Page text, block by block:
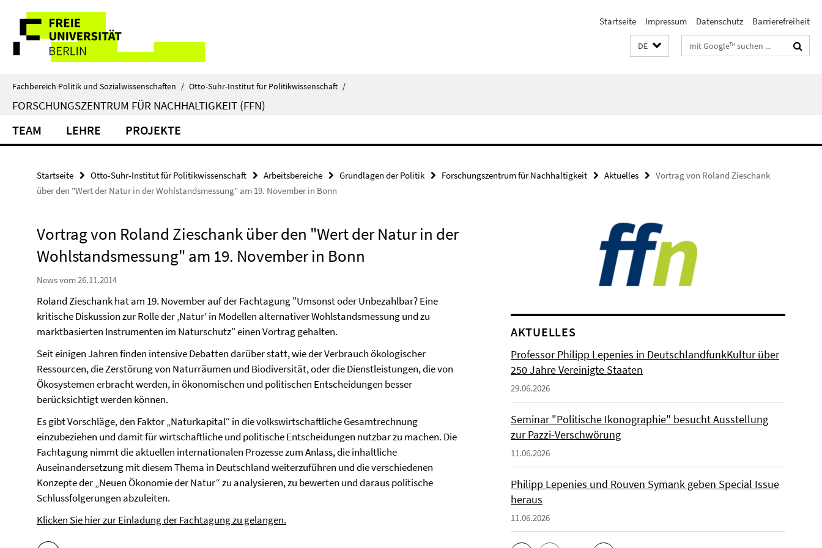
direkt
Inhalt
Service-
Navigation
Startseite Impressum Datenschutz Barrierefreiheit
DE Suchbegriffe
Fachbereich Politik und Sozialwissenschaften / Otto-Suhr-Institut für Politikwissenschaft /
FORSCHUNGSZENTRUM FÜR NACHHALTIGKEIT (FFN)
TEAM LEHRE PROJEKTE
Startseite Otto-Suhr-Institut für Politikwissenschaft Arbeitsbereiche Grundlagen der Politik Forschungszentrum für Nachhaltigkeit Aktuelles
Vortrag von Roland Zieschank
über den "Wert der Natur in der Wohlstandsmessung" am 19. November in Bonn
Vortrag von Roland Zieschank über den "Wert der Natur in der
Wohlstandsmessung" am 19. November in Bonn
News vom 26.11.2014
Roland Zieschank hat am 19. November auf der Fachtagung "Umsonst oder Unbezahlbar? Eine
kritische Diskussion zur Rolle der ‚Natur’ in Modellen alternativer Wohlstandsmessung und zu
marktbasierten Instrumenten im Naturschutz" einen Vortrag gehalten.
Seit einigen Jahren finden intensive Debatten darüber statt, wie der Verbrauch ökologischer
Ressourcen, die Zerstörung von Naturräumen und Biodiversität, oder die Dienstleistungen, die von
Ökosystemen erbracht werden, in ökonomischen und politischen Entscheidungen besser
berücksichtigt werden können.
Es gibt Vorschläge, den Faktor „Naturkapital“ in die volkswirtschaftliche Gesamtrechnung
einzubeziehen und damit für wirtschaftliche und politische Entscheidungen nutzbar zu machen. Die
Fachtagung nimmt die aktuellen internationalen Prozesse zum Anlass, die inhaltliche
Auseinandersetzung mit diesem Thema in Deutschland weiterzuführen und die verschiedenen
Konzepte der „Neuen Ökonomie der Natur“ zu analysieren, zu bewerten und daraus politische
Schlussfolgerungen abzuleiten.
Klicken Sie hier zur Einladung der Fachtagung zu gelangen.
AKTUELLES
Professor Philipp Lepenies in DeutschlandfunkKultur über
250 Jahre Vereinigte Staaten
29.06.2026
Seminar "Politische Ikonographie" besucht Ausstellung
zur Pazzi-Verschwörung
11.06.2026
Philipp Lepenies und Rouven Symank geben Special Issue
heraus
11.06.2026